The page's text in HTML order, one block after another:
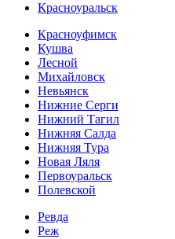
Красноуральск
Красноуфимск
Кушва
Лесной
Михайловск
Невьянск
Нижние Серги
Нижний Тагил
Нижняя Салда
Нижняя Тура
Новая Ляля
Первоуральск
Полевской
Ревда
Реж